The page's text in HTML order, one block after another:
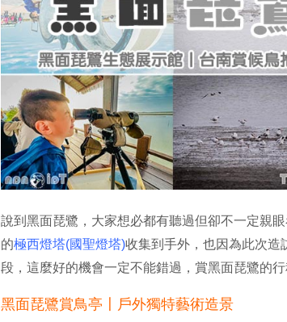
說到黑面琵鷺，大家想必都有聽過但卻不一定親
的極西燈塔(國聖燈塔)收集到手外，也因為此次造
段，這麼好的機會一定不能錯過，賞黑面琵鷺的
黑面琵鷺賞鳥亭〡戶外獨特藝術造景